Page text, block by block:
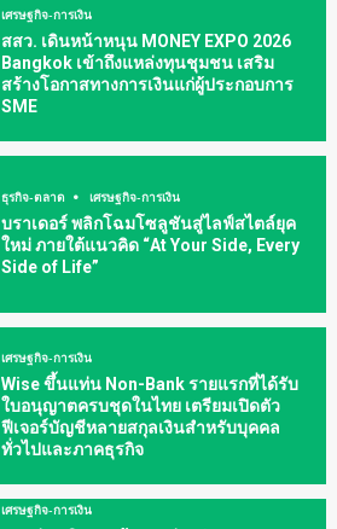
เศรษฐกิจ-การเงิน
สสว. เดินหน้าหนุน MONEY EXPO 2026
Bangkok เข้าถึงแหล่งทุนชุมชน เสริม
สร้างโอกาสทางการเงินแก่ผู้ประกอบการ
SME
ธุรกิจ-ตลาด เศรษฐกิจ-การเงิน
บราเดอร์ พลิกโฉมโซลูชันสู่ไลฟ์สไตล์ยุค
ใหม่ ภายใต้แนวคิด “At Your Side, Every
Side of Life”
เศรษฐกิจ-การเงิน
Wise ขึ้นแท่น Non-Bank รายแรกที่ได้รับ
ใบอนุญาตครบชุดในไทย เตรียมเปิดตัว
ฟีเจอร์บัญชีหลายสกุลเงินสำหรับบุคคล
ทั่วไปและภาคธุรกิจ
เศรษฐกิจ-การเงิน